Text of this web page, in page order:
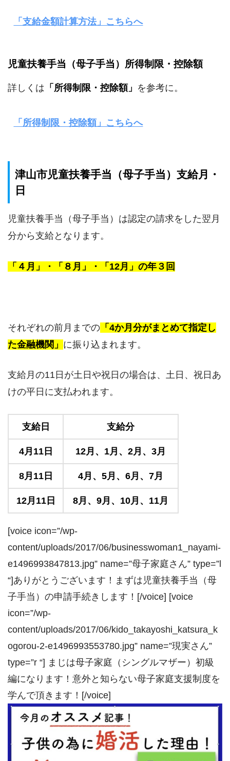
「支給金額計算方法」こちらへ
児童扶養手当（母子手当）所得制限・控除額
詳しくは 「所得制限・控除額」 を参考に。
「所得制限・控除額」こちらへ
津山市児童扶養手当（母子手当）支給月・
日
児童扶養手当（母子手当）は認定の請求をした翌月
分から支給となります。
「４月」・「８月」・「12月」の年３回
それぞれの前月までの 「4か月分がまとめて指定し
た金融機関」 に振り込まれます。
支給月の11日が土日や祝日の場合は、土日、祝日あ
けの平日に支払われます。
支給日 支給分
4月11日 12月、1月、2月、3月
8月11日 4月、5月、6月、7月
12月11日 8月、9月、10月、11月
[voice icon=”/wp-
content/uploads/2017/06/businesswoman1_nayami-
e1496993847813.jpg” name=”母子家庭さん” type=”l
“]ありがとうございます！まずは児童扶養手当（母
子手当）の申請手続きします！[/voice] [voice
icon=”/wp-
content/uploads/2017/06/kido_takayoshi_katsura_k
ogorou-2-e1496993553780.jpg” name=”現実さん”
type=”r “] まじは母子家庭（シングルマザー）初級
編になります！意外と知らない母子家庭支援制度を
学んで頂きます！[/voice]